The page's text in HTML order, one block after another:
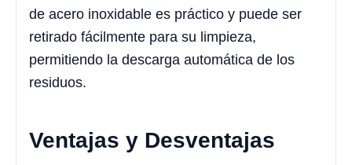
de acero inoxidable es práctico y puede ser
retirado fácilmente para su limpieza,
permitiendo la descarga automática de los
residuos.
Ventajas y Desventajas